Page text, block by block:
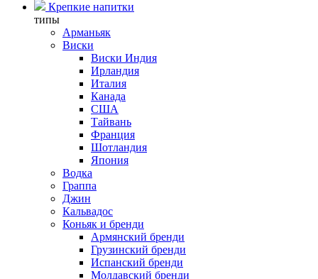
Крепкие напитки
типы
Арманьяк
Виски
Виски Индия
Ирландия
Италия
Канада
США
Тайвань
Франция
Шотландия
Япония
Водка
Граппа
Джин
Кальвадос
Коньяк и бренди
Армянский бренди
Грузинский бренди
Испанский бренди
Молдавский бренди